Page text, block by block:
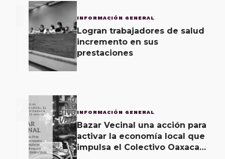
INFORMACIÓN GENERAL
Logran trabajadores de salud
incremento en sus
prestaciones
2 INFORMACIÓN GENERAL
Bazar Vecinal una acción para
activar la economía local que
impulsa el Colectivo Oaxaca